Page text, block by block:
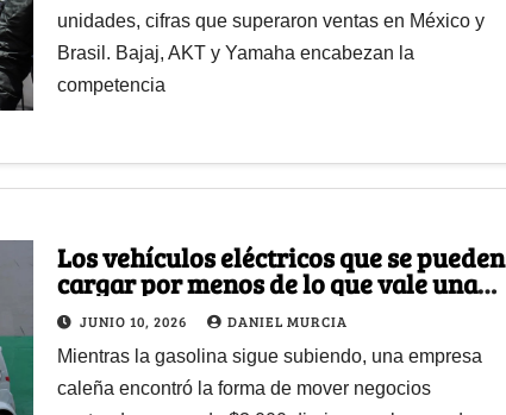
unidades, cifras que superaron ventas en México y
Brasil. Bajaj, AKT y Yamaha encabezan la
competencia
Los vehículos eléctricos que se pueden
cargar por menos de lo que vale una
gaseosa y tienen tremendo descuento
JUNIO 10, 2026 DANIEL MURCIA
Mientras la gasolina sigue subiendo, una empresa
caleña encontró la forma de mover negocios